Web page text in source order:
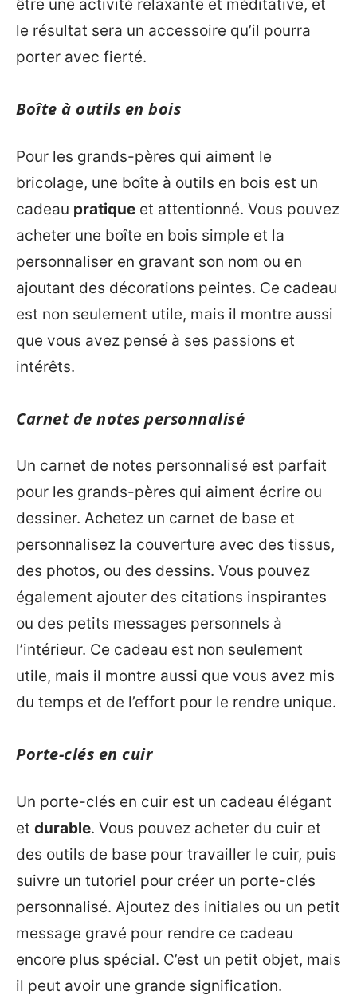
être une activité relaxante et méditative, et
le résultat sera un accessoire qu’il pourra
porter avec fierté.
Boîte à outils en bois
Pour les grands-pères qui aiment le
bricolage, une boîte à outils en bois est un
cadeau pratique et attentionné. Vous pouvez
acheter une boîte en bois simple et la
personnaliser en gravant son nom ou en
ajoutant des décorations peintes. Ce cadeau
est non seulement utile, mais il montre aussi
que vous avez pensé à ses passions et
intérêts.
Carnet de notes personnalisé
Un carnet de notes personnalisé est parfait
pour les grands-pères qui aiment écrire ou
dessiner. Achetez un carnet de base et
personnalisez la couverture avec des tissus,
des photos, ou des dessins. Vous pouvez
également ajouter des citations inspirantes
ou des petits messages personnels à
l’intérieur. Ce cadeau est non seulement
utile, mais il montre aussi que vous avez mis
du temps et de l’effort pour le rendre unique.
Porte-clés en cuir
Un porte-clés en cuir est un cadeau élégant
et durable. Vous pouvez acheter du cuir et
des outils de base pour travailler le cuir, puis
suivre un tutoriel pour créer un porte-clés
personnalisé. Ajoutez des initiales ou un petit
message gravé pour rendre ce cadeau
encore plus spécial. C’est un petit objet, mais
il peut avoir une grande signification.